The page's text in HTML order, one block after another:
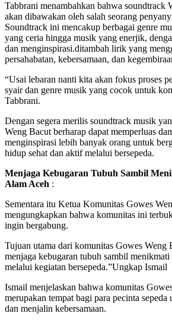
Tabbrani menambahkan bahwa soundtrack
akan dibawakan oleh salah seorang
Soundtrack ini mencakup berbagai genre
yang ceria hingga musik yang enerjik,
dan menginspirasi.ditambah lirik yang
persahabatan, kebersamaan, dan
“Usai lebaran nanti kita akan fokus proses
syair dan genre musik yang cocok untuk
Tabbrani.
Dengan segera merilis soundtrack musik
Weng Bacut berharap dapat memperluas
menginspirasi lebih banyak orang untuk
hidup sehat dan aktif melalui bersepeda.
Menjaga Kebugaran Tubuh Sambil
Alam Aceh :
Sementara itu Ketua Komunitas Gowes
mengungkapkan bahwa komunitas ini
ingin bergabung.
Tujuan utama dari komunitas Gowes Weng
menjaga kebugaran tubuh sambil
melalui kegiatan bersepeda.”Ungkap Ismail
Ismail menjelaskan bahwa komunitas
merupakan tempat bagi para pecinta
dan menjalin kebersamaan.